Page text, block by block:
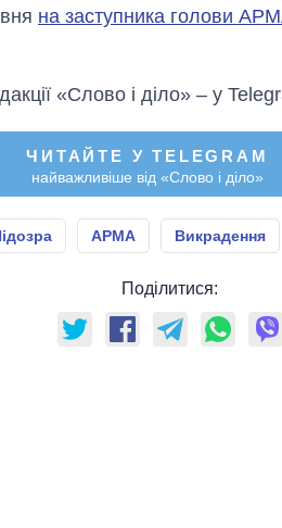
на заступника голови
«Слово і діло» – у
ЧИТАЙТЕ У TELEGRAM
найважливіше від «Слово і діло»
АРМА Викрадення
Поділитися: